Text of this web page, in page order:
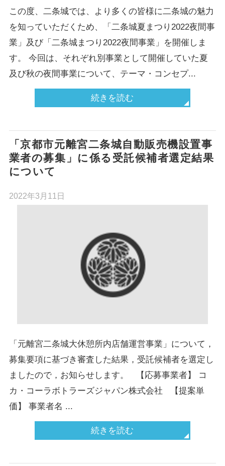
この度、二条城では、より多くの皆様に二条城の魅力
を知っていただくため、「二条城夏まつり2022夜間事
業」及び「二条城まつり2022夜間事業」を開催しま
す。 今回は、それぞれ別事業として開催していた夏
及び秋の夜間事業について、テーマ・コンセプ...
続きを読む
「京都市元離宮二条城自動販売機設置事
業者の募集」に係る受託候補者選定結果
について
2022年3月11日
「元離宮二条城大休憩所内店舗運営事業」について，
募集要項に基づき審査した結果，受託候補者を選定し
ましたので，お知らせします。 【応募事業者】 コ
カ・コーラボトラーズジャパン株式会社 【提案単
価】 事業者名 ...
続きを読む